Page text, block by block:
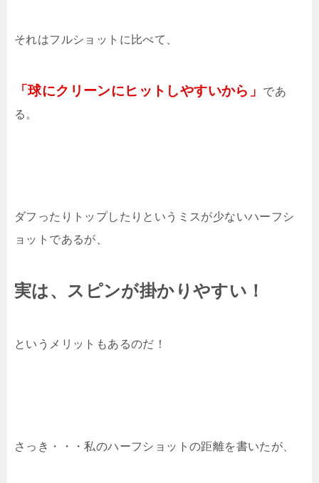
それはフルショットに比べて、
「球にクリーンにヒットしやすいから」 であ
る。
ダフったりトップしたりというミスが少ないハーフシ
ョットであるが、
実は、スピンが掛かりやすい！
というメリットもあるのだ！
さっき・・・私のハーフショットの距離を書いたが、